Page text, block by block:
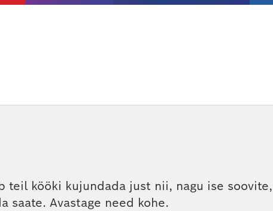
teil kööki kujundada just nii, nagu ise
saate. Avastage need kohe.